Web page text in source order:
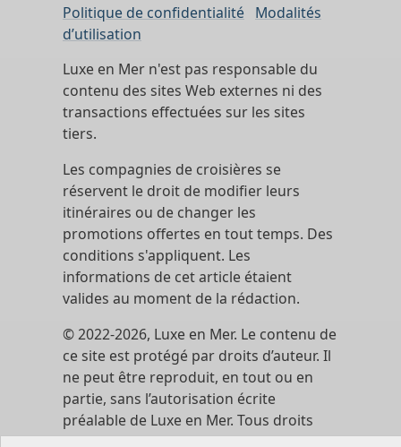
Politique de confidentialité
Modalités
d’utilisation
Luxe en Mer n'est pas responsable du
contenu des sites Web externes ni des
transactions effectuées sur les sites
tiers.
Les compagnies de croisières se
réservent le droit de modifier leurs
itinéraires ou de changer les
promotions offertes en tout temps. Des
conditions s'appliquent. Les
informations de cet article étaient
valides au moment de la rédaction.
© 2022-2026, Luxe en Mer. Le contenu de
ce site est protégé par droits d’auteur. Il
ne peut être reproduit, en tout ou en
partie, sans l’autorisation écrite
préalable de Luxe en Mer. Tous droits
réservés.